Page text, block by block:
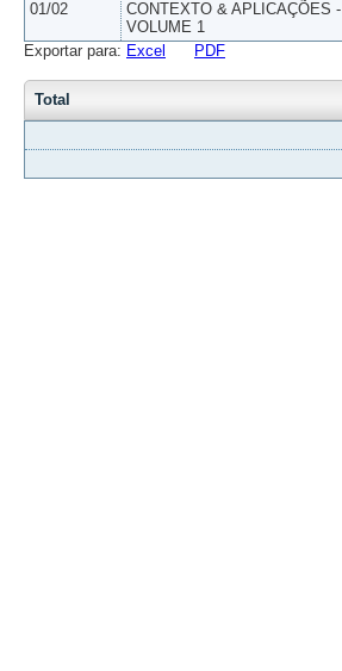
01/02
CONTEXTO & APLICAÇÕES -
VOLUME 1
Exportar para: Excel PDF
Total